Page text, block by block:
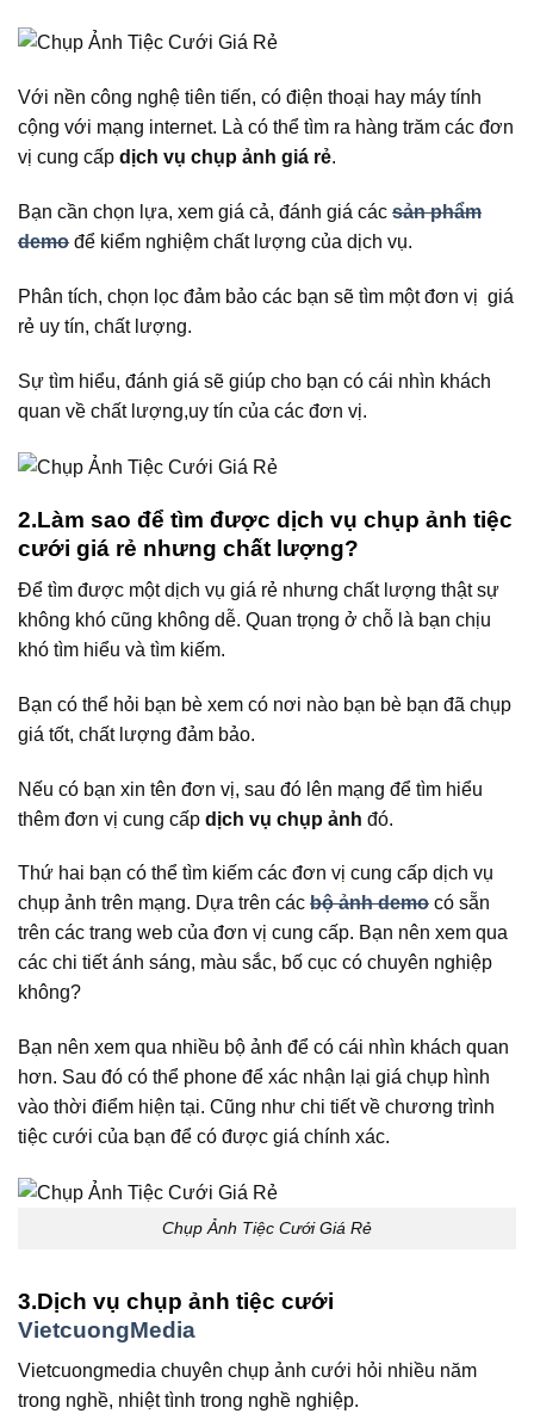
Với nền công nghệ tiên tiến, có điện thoại hay máy tính
cộng với mạng internet. Là có thể tìm ra hàng trăm các đơn
vị cung cấp dịch vụ chụp ảnh giá rẻ.
Bạn cần chọn lựa, xem giá cả, đánh giá các sản phẩm
demo để kiểm nghiệm chất lượng của dịch vụ.
Phân tích, chọn lọc đảm bảo các bạn sẽ tìm một đơn vị giá
rẻ uy tín, chất lượng.
Sự tìm hiểu, đánh giá sẽ giúp cho bạn có cái nhìn khách
quan về chất lượng,uy tín của các đơn vị.
2.Làm sao để tìm được dịch vụ chụp ảnh tiệc
cưới giá rẻ nhưng chất lượng?
Để tìm được một dịch vụ giá rẻ nhưng chất lượng thật sự
không khó cũng không dễ. Quan trọng ở chỗ là bạn chịu
khó tìm hiểu và tìm kiếm.
Bạn có thể hỏi bạn bè xem có nơi nào bạn bè bạn đã chụp
giá tốt, chất lượng đảm bảo.
Nếu có bạn xin tên đơn vị, sau đó lên mạng để tìm hiểu
thêm đơn vị cung cấp dịch vụ chụp ảnh đó.
Thứ hai bạn có thể tìm kiếm các đơn vị cung cấp dịch vụ
chụp ảnh trên mạng. Dựa trên các bộ ảnh demo có sẵn
trên các trang web của đơn vị cung cấp. Bạn nên xem qua
các chi tiết ánh sáng, màu sắc, bố cục có chuyên nghiệp
không?
Bạn nên xem qua nhiều bộ ảnh để có cái nhìn khách quan
hơn. Sau đó có thể phone để xác nhận lại giá chụp hình
vào thời điểm hiện tại. Cũng như chi tiết về chương trình
tiệc cưới của bạn để có được giá chính xác.
Chụp Ảnh Tiệc Cưới Giá Rẻ
3.Dịch vụ chụp ảnh tiệc cưới
VietcuongMedia
Vietcuongmedia chuyên chụp ảnh cưới hỏi nhiều năm
trong nghề, nhiệt tình trong nghề nghiệp.